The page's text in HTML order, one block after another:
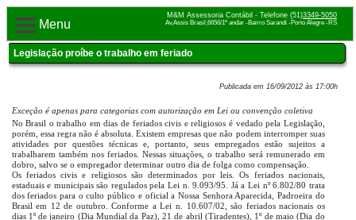
Menu
M&M Assessoria Contábil - Telefone (51)3349-5050
Av.Assis Brasil,6656/1º andar -Bairro Sarandi -Porto Alegre -RS
Legislação proíbe o trabalho em feriado
Publicada em 16/09/2012 às 17:00h
Exceção é apenas para categorias com autorização em Lei ou convenção coletiva
No Brasil o trabalho em dias de feriados civis e religiosos é vedado pela Legislação,
porém, essa regra não é absoluta. Existem empresas que não podem interromper suas
atividades por questões técnicas e, portanto, seus empregados estão sujeitos a
trabalharem também nos feriados. Nessas situações, o trabalho será remunerado em
dobro, salvo se o empregador determinar outro dia de folga como compensação.
Os feriados civis e religiosos são determinados por leis. Os feriados nacionais,
estaduais e municipais são regulados pela Lei n. 9.093/95. Já a Lei nº 6.802/80 trata
dos feriados para o culto público e oficial a Nossa Senhora Aparecida, Padroeira do
Brasil em 12 de outubro. Conforme a Lei n. 10.607/02, são feriados nacionais os
dias 1º de janeiro (Dia Mundial da Paz), 21 de abril (Tiradentes), 1º de maio (Dia do